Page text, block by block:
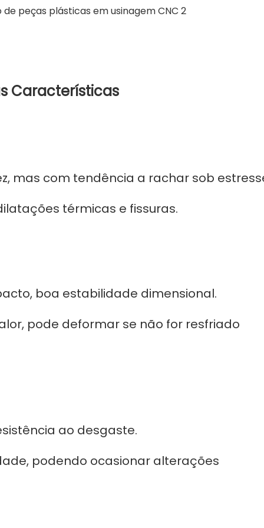
Características
mas com tendência a rachar sob
térmicas e fissuras.
boa estabilidade dimensional.
pode deformar se não for resfriado
ao desgaste.
podendo ocasionar alterações